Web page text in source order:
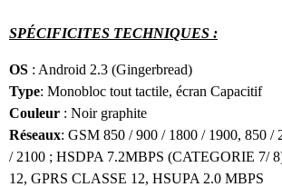
SPÉCIFICITES TECHNIQUES :
OS : Android 2.3 (Gingerbread)
Type: Monobloc tout tactile, écran Capacitif
Couleur : Noir graphite
Réseaux: GSM 850 / 900 / 1800 / 1900, 850
/ 2100 ; HSDPA 7.2MBPS (CATEGORIE 7/
12, GPRS CLASSE 12, HSUPA 2.0 MBPS